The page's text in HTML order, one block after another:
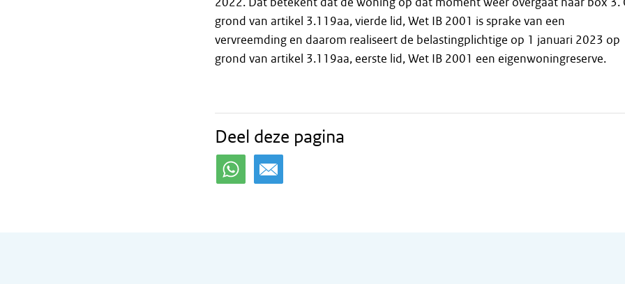
grond van artikel 3.119aa, vierde lid, Wet IB 2001 is sprake van een
vervreemding en daarom realiseert de belastingplichtige op 1 januari 2023 op
grond van artikel 3.119aa, eerste lid, Wet IB 2001 een eigenwoningreserve.
Deel deze pagina